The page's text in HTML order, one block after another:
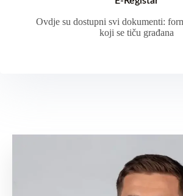
Ovdje su dostupni svi dokumenti:
koji se tiču građana